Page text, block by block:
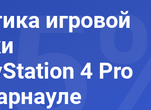
игровой
4 Pro